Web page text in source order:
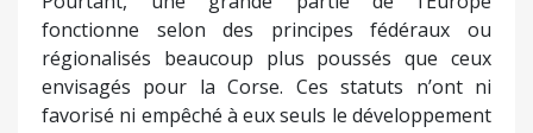
fonctionne selon des principes fédéraux ou
régionalisés beaucoup plus poussés que ceux
envisagés pour la Corse. Ces statuts n’ont ni
favorisé ni empêché à eux seuls le développement